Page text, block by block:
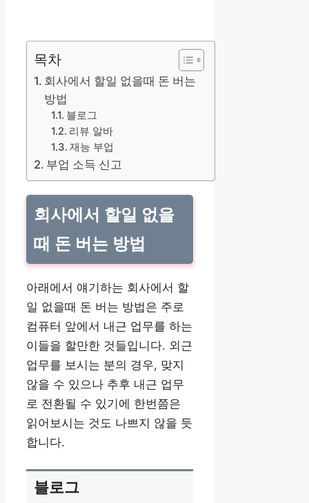
목차
회사에서 할일 없을때 돈 버는
방법
블로그
리뷰 알바
재능 부업
부업 소득 신고
회사에서 할일 없을
때 돈 버는 방법
아래에서 얘기하는 회사에서 할
일 없을때 돈 버는 방법은 주로
컴퓨터 앞에서 내근 업무를 하는
이들을 할만한 것들입니다. 외근
업무를 보시는 분의 경우, 맞지
않을 수 있으나 추후 내근 업무
로 전환될 수 있기에 한번쯤은
읽어보시는 것도 나쁘지 않을 듯
합니다.
블로그